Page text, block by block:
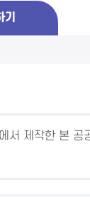
에서 제작한 본 공